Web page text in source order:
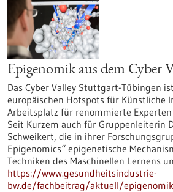
Epigenomik aus dem Cyber
Das Cyber Valley Stuttgart-Tübingen
europäischen Hotspots für Künstliche
Arbeitsplatz für renommierte Experten
Seit Kurzem auch für Gruppenleiterin
Schweikert, die in ihrer
Epigenomics“ epigenetische
Techniken des Maschinellen Lernens
https://www.gesundheitsindustrie-
bw.de/fachbeitrag/aktuell/